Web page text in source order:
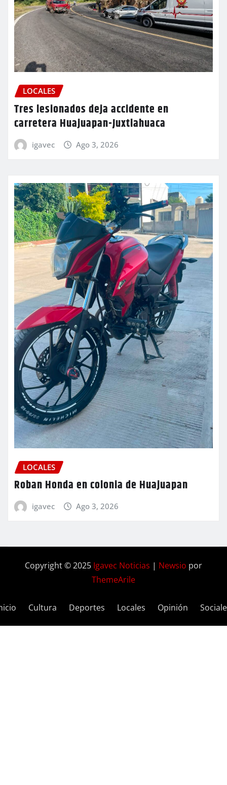
LOCALES
Tres lesionados deja accidente en
carretera Huajuapan-Juxtlahuaca
igavec Ago 3, 2026
LOCALES
Roban Honda en colonia de Huajuapan
igavec Ago 3, 2026
Copyright © 2025 Igavec Noticias | Newsio por
ThemeArile
Cultura Deportes Locales Opinión